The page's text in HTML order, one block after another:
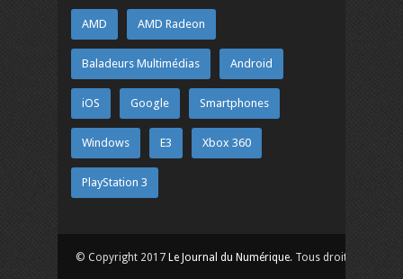
AMD AMD Radeon
Baladeurs Multimédias Android
iOS Google Smartphones
Windows E3 Xbox 360
PlayStation 3
© Copyright 2017 Le Journal du Numérique. Tous droits réservés.